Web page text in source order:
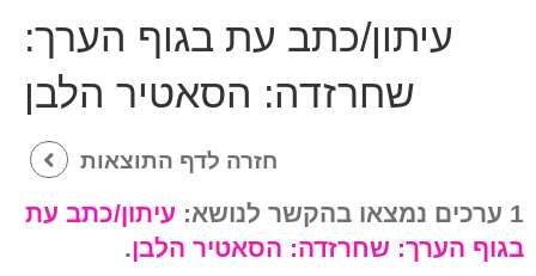
עיתון/כתב עת בגוף הערך:
שחרזדה: הסאטיר הלבן
חזרה לדף התוצאות
1 ערכים נמצאו בהקשר לנושא:
עיתון/כתב עת
בגוף הערך: שחרזדה: הסאטיר הלבן.